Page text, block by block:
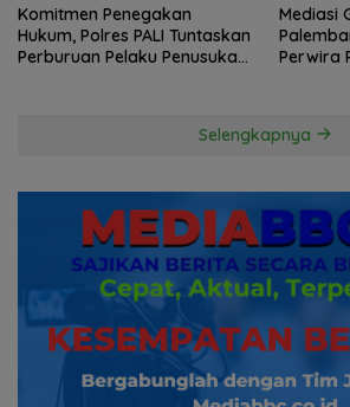
Komitmen Penegakan
Hukum, Polres PALI Tuntaskan
Perburuan Pelaku Penusukan
Mediasi
Perwira
Selengkapnya